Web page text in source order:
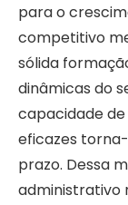
para o
competitivo
sólida
dinâmicas do
capacidade
eficazes
prazo. Dessa
administrativo